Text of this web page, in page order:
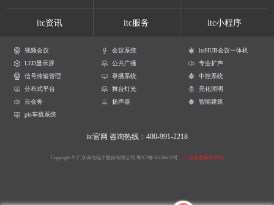
itc资讯 itc服务 itc小程序
视频会议 会议系统
itcHUB会议一体机
LED显示屏
公共广播
专业扩声
信号传输管理
录播系统
中控系统
分布式平台
舞台灯光
亮化照明
云会务
扬声器
智能建筑
pis车载系统
itc官网 咨询热线：400-991-2218
Copyright © 广东保伦电子股份有限公司 粤ICP备16106620号 产品参数解释声明